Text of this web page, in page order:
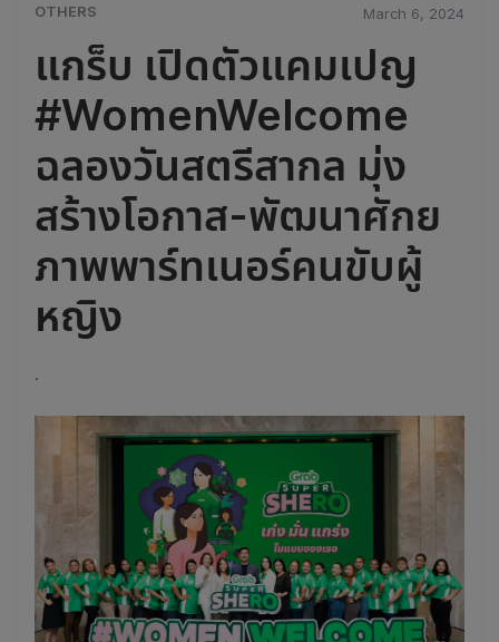
OTHERS March 6, 2024
แกร็บ เปิดตัวแคมเปญ
#WomenWelcome
ฉลองวันสตรีสากล มุ่ง
สร้างโอกาส-พัฒนาศักย
ภาพพาร์ทเนอร์คนขับผู้
หญิง
.